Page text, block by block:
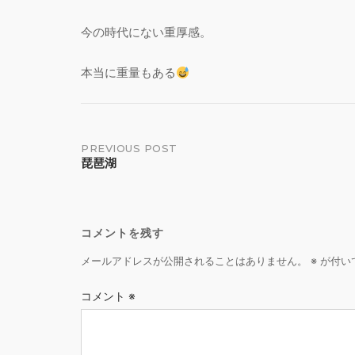
今の時代にない重厚感。
本当に重量もある
Post
PREVIOUS POST
琵琶湖
コメントを残す
メールアドレスが公開されることはありません。 ※ が付い
コメント ※